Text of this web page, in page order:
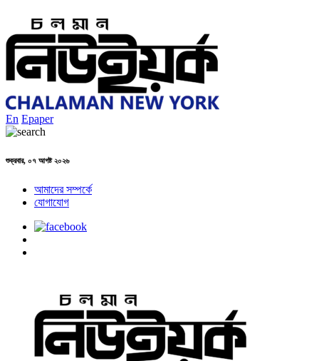
En Epaper
শুক্রবার, ০৭ আগষ্ট ২০২৬
আমাদের সম্পর্কে
যোগাযোগ